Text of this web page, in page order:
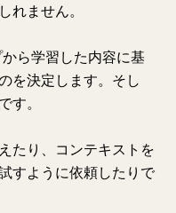
れません。
ら学習した内容に基
を決定します。そし
す。
たり、コンテキストを
すように依頼したりで